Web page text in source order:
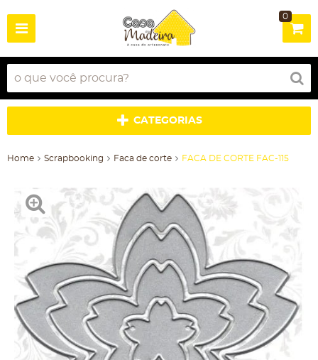
0
CATEGORIAS
Home Scrapbooking Faca de corte FACA DE CORTE FAC-115